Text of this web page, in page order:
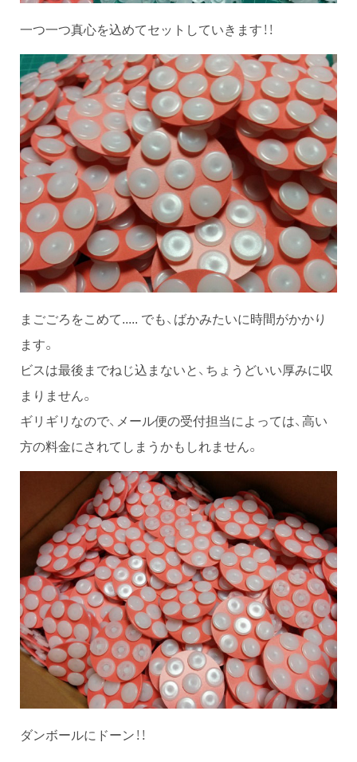
一つ一つ真心を込めてセットしていきます！！
まごごろをこめて..... でも、ばかみたいに時間がかかり
ます。
ビスは最後までねじ込まないと、ちょうどいい厚みに収
まりません。
ギリギリなので、メール便の受付担当によっては、高い
方の料金にされてしまうかもしれません。
ダンボールにドーン！！